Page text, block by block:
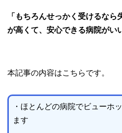
「もちろんせっかく受けるな
が高くて、安心できる病院がい
本記事の内容はこちらです。
・ほとんどの病院でビューホ
ます